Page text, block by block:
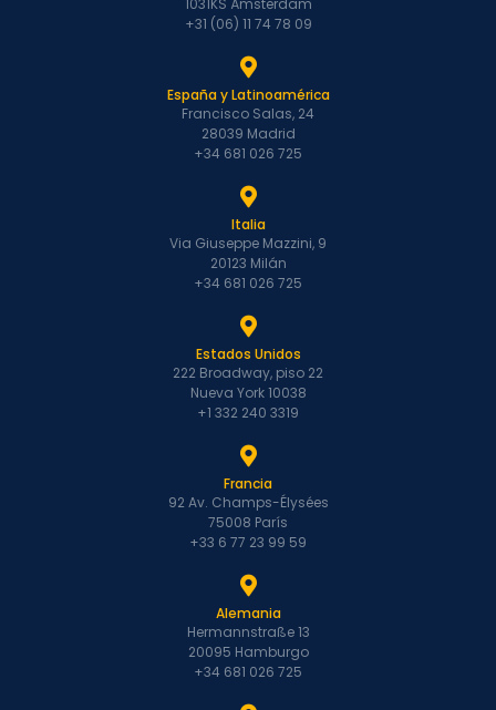
1031KS Ámsterdam
+31 (06) 11 74 78 09
España y Latinoamérica
Francisco Salas, 24
28039 Madrid
+34 681 026 725
Italia
Via Giuseppe Mazzini, 9
20123 Milán
+34 681 026 725
Estados Unidos
222 Broadway, piso 22
Nueva York 10038
+1 332 240 3319
Francia
92 Av. Champs-Élysées
75008 París
+33 6 77 23 99 59
Alemania
Hermannstraße 13
20095 Hamburgo
+34 681 026 725